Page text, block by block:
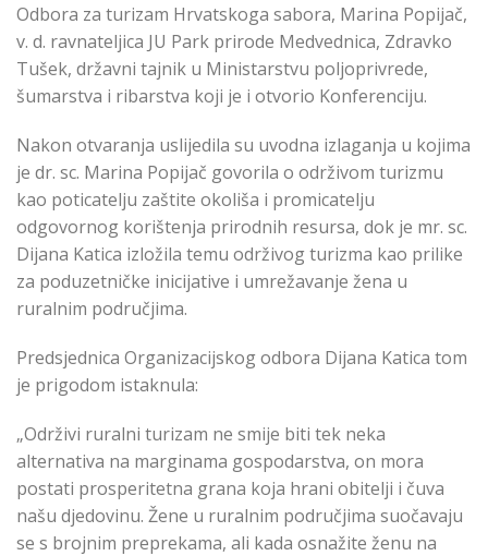
Odbora za turizam Hrvatskoga sabora, Marina Popijač,
v. d. ravnateljica JU Park prirode Medvednica, Zdravko
Tušek, državni tajnik u Ministarstvu poljoprivrede,
šumarstva i ribarstva koji je i otvorio Konferenciju.
Nakon otvaranja uslijedila su uvodna izlaganja u kojima
je dr. sc. Marina Popijač govorila o održivom turizmu
kao poticatelju zaštite okoliša i promicatelju
odgovornog korištenja prirodnih resursa, dok je mr. sc.
Dijana Katica izložila temu održivog turizma kao prilike
za poduzetničke inicijative i umrežavanje žena u
ruralnim područjima.
Predsjednica Organizacijskog odbora Dijana Katica tom
je prigodom istaknula:
„Održivi ruralni turizam ne smije biti tek neka
alternativa na marginama gospodarstva, on mora
postati prosperitetna grana koja hrani obitelji i čuva
našu djedovinu. Žene u ruralnim područjima suočavaju
se s brojnim preprekama, ali kada osnažite ženu na